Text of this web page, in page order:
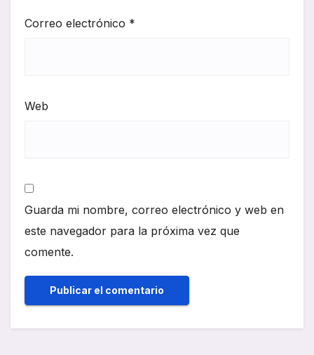
Correo electrónico *
Web
Guarda mi nombre, correo electrónico y web en
este navegador para la próxima vez que
comente.